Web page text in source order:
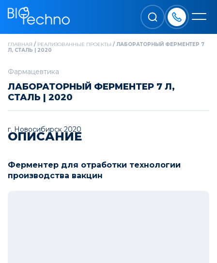
ГЛАВНАЯ / РЕАЛИЗОВАННЫЕ ПРОЕКТЫ / ЛАБОРАТОРНЫЙ ФЕРМЕНТЕР 7
Л, СТАЛЬ | 2020
Фармацевтика
ЛАБОРАТОРНЫЙ ФЕРМЕНТЕР 7 Л,
СТАЛЬ | 2020
г. Новосибирск 2020
ОПИСАНИЕ
Ферментер для отработки технологии
производства вакцин